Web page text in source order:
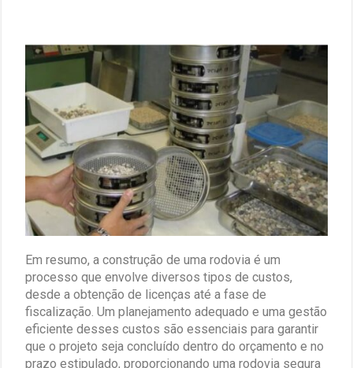
Em resumo, a construção de uma rodovia é um
processo que envolve diversos tipos de custos,
desde a obtenção de licenças até a fase de
fiscalização. Um planejamento adequado e uma gestão
eficiente desses custos são essenciais para garantir
que o projeto seja concluído dentro do orçamento e no
prazo estipulado, proporcionando uma rodovia segura